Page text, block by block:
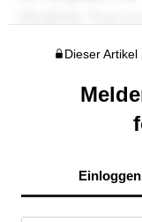
Dieser
Einloggen